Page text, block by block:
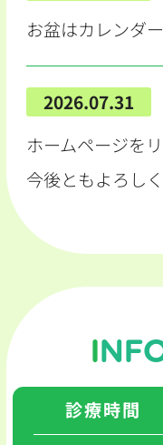
お盆はカレンダ
2026.07.31
ホームページを
今後ともよろし
診療時間